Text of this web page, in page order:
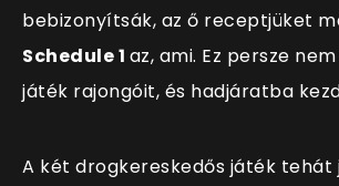
bebizonyítsák, az ő receptjüket
Schedule 1 az, ami. Ez persze
játék rajongóit, és hadjáratba
A két drogkereskedős játék tehát